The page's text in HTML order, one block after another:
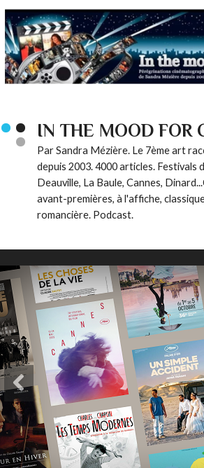
IN THE MOOD FOR
Par Sandra Mézière. Le 7ème art
depuis 2003. 4000 articles. Festivals
Deauville, La Baule, Cannes,
avant-premières, à l'affiche,
romancière. Podcast.